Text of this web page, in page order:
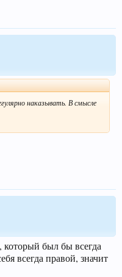
наказывать. В смысле
который был бы всегда
всегда правой, значит